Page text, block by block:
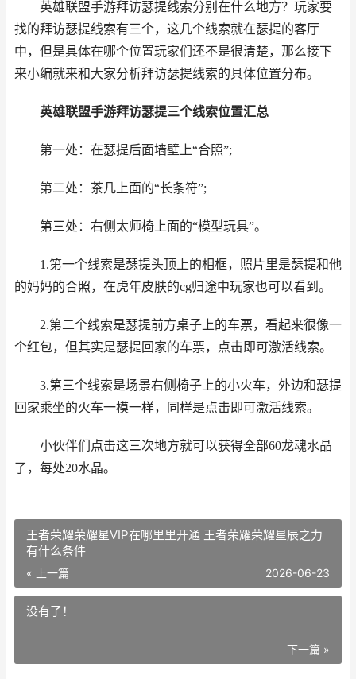
英雄联盟手游拜访瑟提线索分别在什么地方？玩家要
找的拜访瑟提线索有三个，这几个线索就在瑟提的客厅
中，但是具体在哪个位置玩家们还不是很清楚，那么接下
来小编就来和大家分析拜访瑟提线索的具体位置分布。
英雄联盟手游拜访瑟提三个线索位置汇总
第一处：在瑟提后面墙壁上“合照”;
第二处：茶几上面的“长条符”;
第三处：右侧太师椅上面的“模型玩具”。
1.第一个线索是瑟提头顶上的相框，照片里是瑟提和他
的妈妈的合照，在虎年皮肤的cg归途中玩家也可以看到。
2.第二个线索是瑟提前方桌子上的车票，看起来很像一
个红包，但其实是瑟提回家的车票，点击即可激活线索。
3.第三个线索是场景右侧椅子上的小火车，外边和瑟提
回家乘坐的火车一模一样，同样是点击即可激活线索。
小伙伴们点击这三次地方就可以获得全部60龙魂水晶
了，每处20水晶。
王者荣耀荣耀星VIP在哪里里开通 王者荣耀荣耀星辰之力
有什么条件
« 上一篇 2026-06-23
没有了！
下一篇 »